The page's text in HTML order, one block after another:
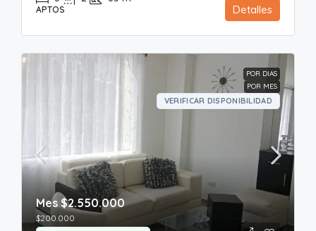
APTOS Detalles
POR DIAS
POR MES
VERIFICAR DISPONIBILIDAD
Mes $2.550.000
$200.000